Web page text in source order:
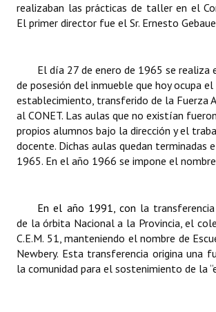
INSTITUCIONAL
Noticias Destacadas
Registros y Distinciones
Datos Históricos
Premio al Mérito - Registro
Mujeres que Dejaron Huellas - Registro
Periodistas Decanos - Registro
Ciudadano Ilustre - Registro
realizaban las prácticas de taller en el
El primer director fue el Sr. Ernesto
El día 27 de enero de 1965 se
de posesión del inmueble que hoy ocupa el
establecimiento, transferido de la Fuerza
al CONET. Las aulas que no existían
propios alumnos bajo la dirección y el
docente. Dichas aulas quedan terminadas
1965. En el año 1966 se impone el
En el año 1991, con la
de la órbita Nacional a la Provincia, el
C.E.M. 51, manteniendo el nombre de
Newbery. Esta transferencia origina una
la comunidad para el sostenimiento de la